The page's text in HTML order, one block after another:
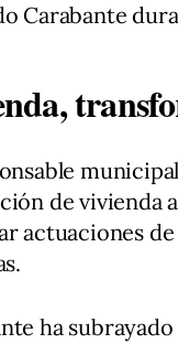
Carabante
de vivienda
actuaciones
ha